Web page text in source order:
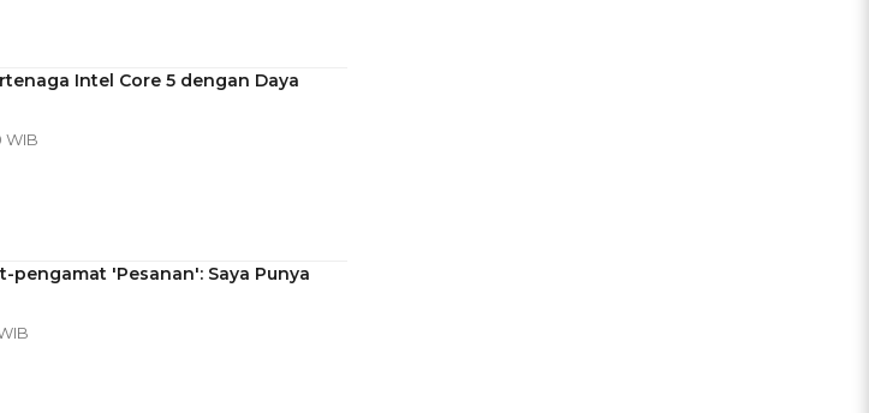
Intel Core 5 dengan Daya
WIB
pengamat 'Pesanan': Saya Punya